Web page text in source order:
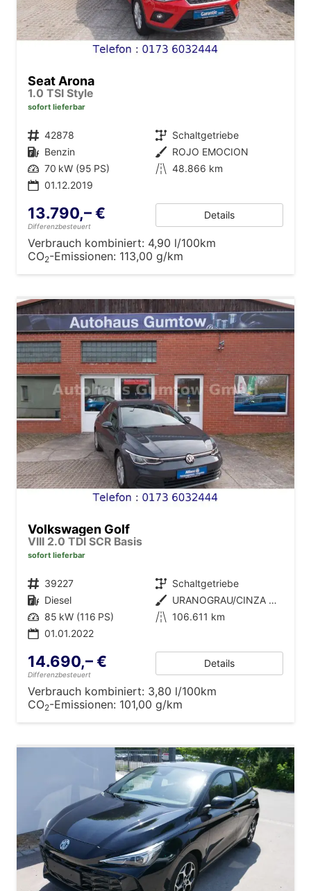
Seat Arona
1.0 TSI Style
sofort lieferbar
Fahrzeugnr. 42878 Getriebe Schaltgetriebe
Kraftstoff Benzin Außenfarbe ROJO EMOCION
Leistung 70 kW (95 PS) Kilometerstand 48.866 km
01.12.2019
13.790,– €
Differenzbesteuert
Details
Verbrauch kombiniert: 4,90 l/100km
CO2-Emissionen: 113,00 g/km
Volkswagen Golf
VIII 2.0 TDI SCR Basis
sofort lieferbar
Fahrzeugnr. 39227 Getriebe Schaltgetriebe
Kraftstoff Diesel Außenfarbe
URANOGRAU/CINZA URANO
Leistung 85 kW (116 PS) Kilometerstand 106.611 km
01.01.2022
14.690,– €
Differenzbesteuert
Details
Verbrauch kombiniert: 3,80 l/100km
CO2-Emissionen: 101,00 g/km